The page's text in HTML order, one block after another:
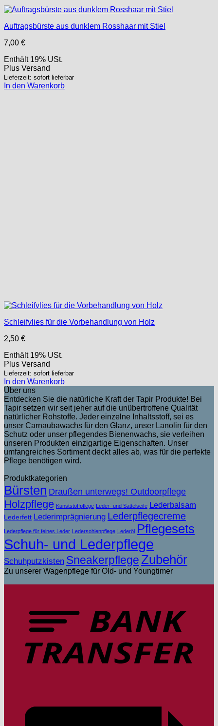
Auftragsbürste aus dunklem Rosshaar mit Stiel
7,00 €
Enthält 19% USt.
Plus Versand
Lieferzeit: sofort lieferbar
In den Warenkorb
Schleifvlies für die Vorbehandlung von Holz
2,50 €
Enthält 19% USt.
Plus Versand
Lieferzeit: sofort lieferbar
In den Warenkorb
Über uns
Entdecken Sie die natürliche Kraft der Tapir Produkte! Bei
Tapir setzen wir seit jeher auf die unübertroffene Qualität
natürlicher Rohstoffe. Jeder einzelne Inhaltsstoff, sei es
unser Carnaubawachs für den Glanz, unser Lanolin für den
Schutz oder unser pflegendes Bienenwachs, sie verleihen
unseren Produkten einzigartige Eigenschaften. Unser
umfangreiches Sortiment deckt alles ab, was für die perfekte
Pflege benötigen wird.
Produktkategorien
Bürsten Draußen unterwegs! Outdoorpflege
Holzpflege Kunststoffpflege Leder- und Sattelseife Lederbalsam
Lederfett Lederimprägnierung Lederpflegecreme
Lederpflege für feines Leder Ledersohlenpflege Lederöl Pflegesets
Schuh- und Lederpflege
Schuhputzkisten Sneakerpflege Zubehör
Zu unserer Wagenpflege für Old- und Youngtimer